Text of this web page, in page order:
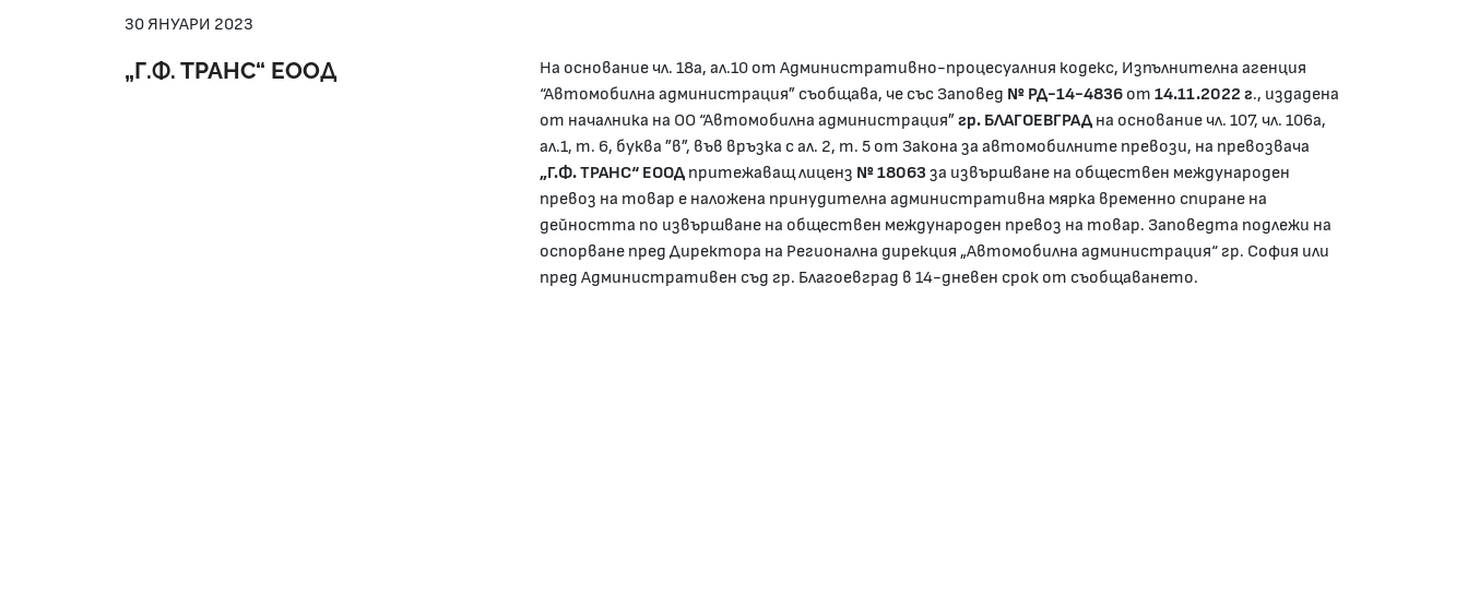
30 ЯНУАРИ 2023
„Г.Ф. ТРАНС“ ЕООД
На основание чл. 18а, ал.10 от Административно-процесуалния кодекс, Изпълнителна агенция
“Автомобилна администрация” съобщава, че със Заповед № РД-14-4836 от 14.11.2022 г., издадена
от началника на ОО “Автомобилна администрация”гр. БЛАГОЕВГРАД на основание чл. 107, чл. 106а,
ал.1, т. 6, буква ”в”, във връзка с ал. 2, т. 5 от Закона за автомобилните превози, на превозвача
„Г.Ф. ТРАНС“ ЕООД притежаващ лиценз № 18063 за извършване на обществен международен
превоз на товар е наложена принудителна административна мярка временно спиране на
дейността по извършване на обществен международен превоз на товар. Заповедта подлежи на
оспорване пред Директора на Регионална дирекция „Автомобилна администрация“ гр. София или
пред Административен съд гр. Благоевград в 14-дневен срок от съобщаването.